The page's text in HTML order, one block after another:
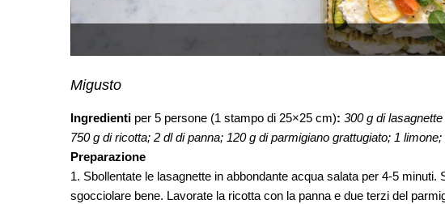
Migusto
Ingredienti per 5 persone (1 stampo di 25×25 cm): 300 g di
750 g di ricotta; 2 dl di panna; 120 g di parmigiano grattugiato; 1
Preparazione
1. Sbollentate le lasagnette in abbondante acqua salata per 4-5 minuti.
sgocciolare bene. Lavorate la ricotta con la panna e due terzi del